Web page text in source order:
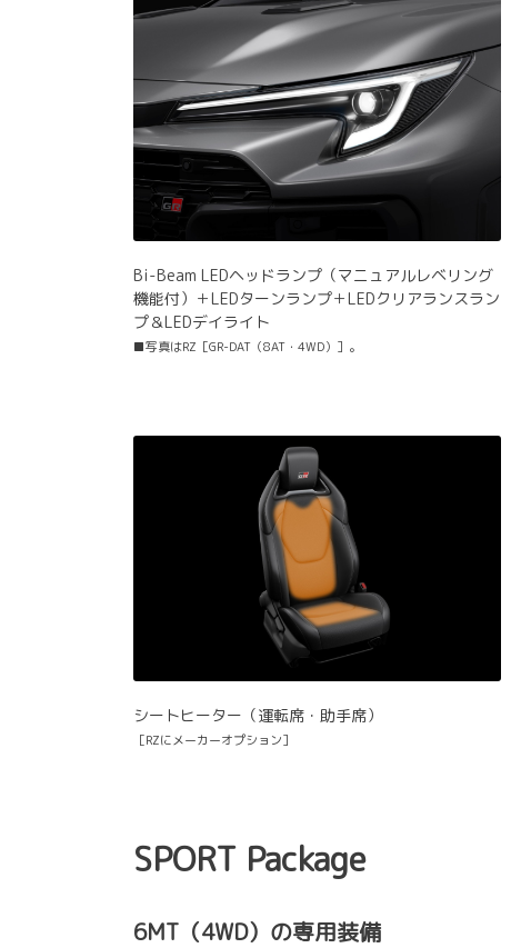
Bi-Beam LEDヘッドランプ（マニュアルレベリング
機能付）＋LEDターンランプ＋LEDクリアランスラン
プ＆LEDデイライト
■写真はRZ［GR-DAT（8AT・4WD）］。
シートヒーター（運転席・助手席）
［RZにメーカーオプション］
SPORT Package
6MT（4WD）の専用装備